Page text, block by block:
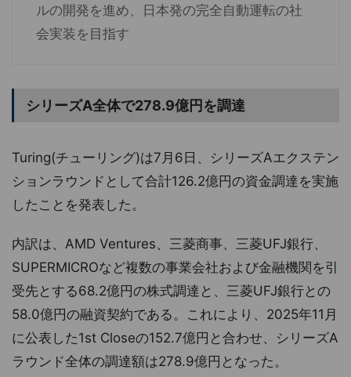
ルの開発を進め、日本発の完全自動運転の社
会実装を目指す
シリーズA全体で278.9億円を調達
Turing(チューリング)は7月6日、シリーズAエクステン
ションラウンドとして合計126.2億円の資金調達を実施
したことを発表した。
内訳は、AMD Ventures、三菱商事、三菱UFJ銀行、
SUPERMICROなど複数の事業会社および金融機関を引
受先とする68.2億円の株式調達と、三菱UFJ銀行との
58.0億円の融資契約である。これにより、2025年11月
に公表した1st Closeの152.7億円と合わせ、シリーズA
ラウンド全体の調達額は278.9億円となった。